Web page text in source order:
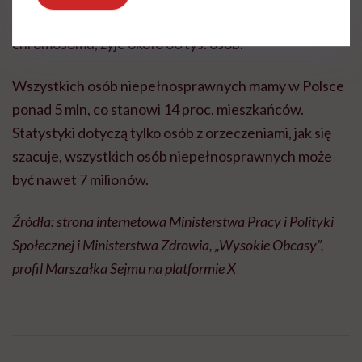
chromosomu, żyje około 60 tys. osób.
Wszystkich osób niepełnosprawnych mamy w Polsce
ponad 5 mln, co stanowi 14 proc. mieszkańców.
Statystyki dotyczą tylko osób z orzeczeniami, jak się
szacuje, wszystkich osób niepełnosprawnych może
być nawet 7 milionów.
Źródła: strona internetowa Ministerstwa Pracy i Polityki
Społecznej i Ministerstwa Zdrowia, „Wysokie Obcasy”,
profil Marszałka Sejmu na platformie X